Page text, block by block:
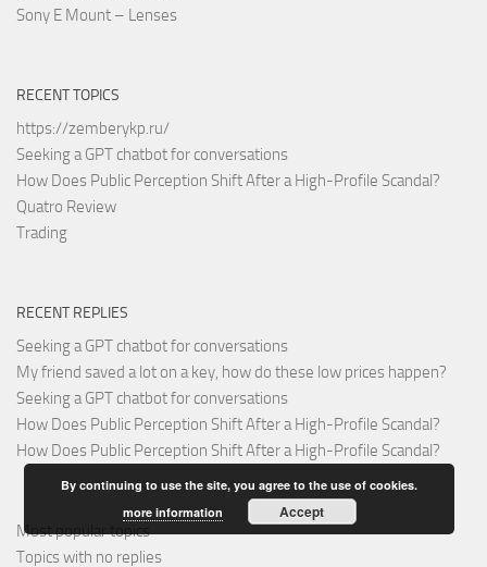
Sony E Mount – Lenses
RECENT TOPICS
https://zemberykp.ru/
Seeking a GPT chatbot for conversations
How Does Public Perception Shift After a High-Profile Scandal?
Quatro Review
Trading
RECENT REPLIES
Seeking a GPT chatbot for conversations
My friend saved a lot on a key, how do these low prices happen?
Seeking a GPT chatbot for conversations
How Does Public Perception Shift After a High-Profile Scandal?
How Does Public Perception Shift After a High-Profile Scandal?
Most popular topics
Topics with no replies
By continuing to use the site, you agree to the use of cookies.
more information
Accept